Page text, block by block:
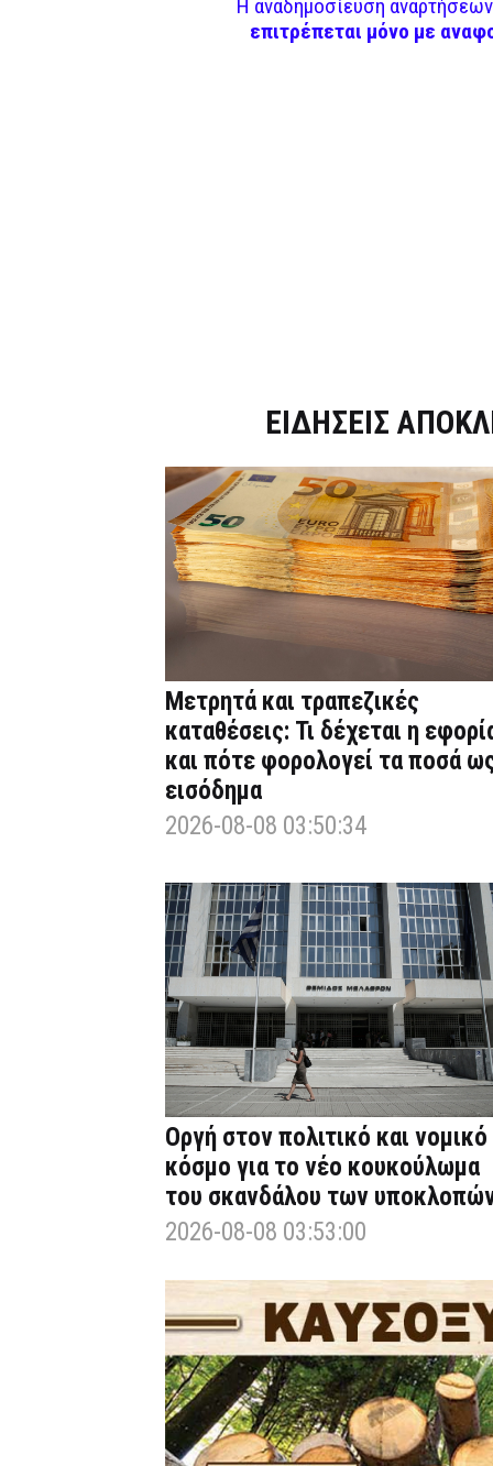
Η αναδημοσίευση
επιτρέπεται μόνο με
ΕΙΔΗΣΕΙΣ
Μετρητά και τραπεζικές
καταθέσεις: Τι δέχεται η
και πότε φορολογεί τα ποσά
εισόδημα
2026-08-08 03:50:34
Οργή στον πολιτικό και νομικό
κόσμο για το νέο κουκούλωμα
του σκανδάλου των
2026-08-08 03:53:00